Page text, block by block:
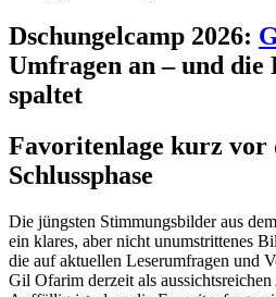
Dschungelcamp 2026:
Umfragen an – und die
spaltet
Favoritenlage kurz vor
Schlussphase
Die jüngsten Stimmungsbilder aus
ein klares, aber nicht unumstrittenes
die auf aktuellen Leserumfragen und
Gil Ofarim derzeit als